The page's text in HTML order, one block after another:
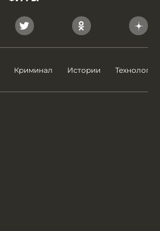
Криминал Истории Технологии